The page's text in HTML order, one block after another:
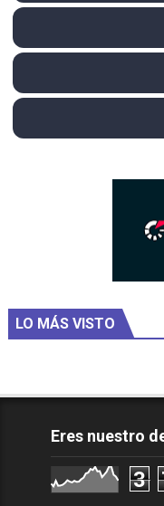
LO MÁS VISTO
Eres nuestro
3